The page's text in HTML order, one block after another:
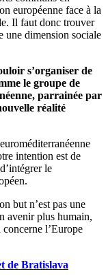
européenne face à la
Il faut donc trouver
une dimension sociale
s’organiser de
le groupe de
parrainée par
réalité
intention est de
le
but n’est pas une
avenir plus humain,
l’Europe
de Bratislava